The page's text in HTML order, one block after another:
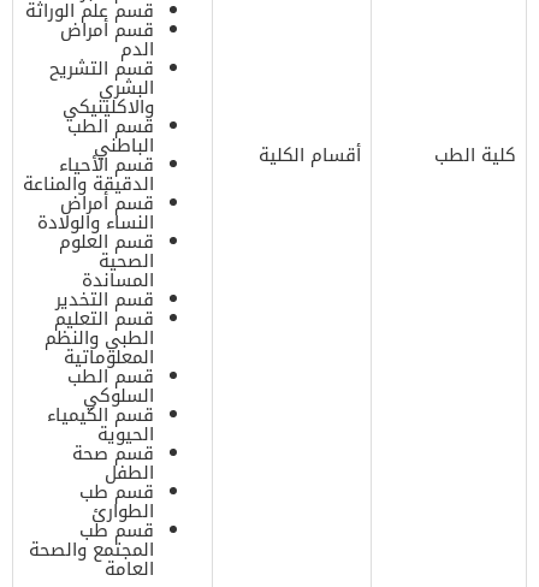
كلية الطب أقسام الكلية
قسم علم الوراثة
قسم أمراض
الدم
قسم التشريح
البشري
والاكلينيكي
قسم الطب
الباطني
قسم الأحياء
الدقيقة والمناعة
قسم أمراض
النساء والولادة
قسم العلوم
الصحية
المساندة
قسم التخدير
قسم التعليم
الطبي والنظم
المعلوماتية
قسم الطب
السلوكي
قسم الكيمياء
الحيوية
قسم صحة
الطفل
قسم طب
الطوارئ
قسم طب
المجتمع والصحة
العامة